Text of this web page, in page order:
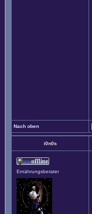
Nach oben
i0n0s
Ernährungsberater